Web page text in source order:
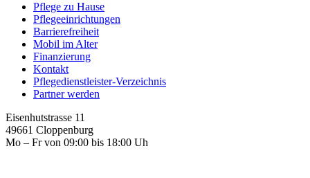
Pflege zu Hause
Pflegeeinrichtungen
Barrierefreiheit
Mobil im Alter
Finanzierung
Kontakt
Pflegedienstleister-Verzeichnis
Partner werden
Eisenhutstrasse 11
49661 Cloppenburg
Mo – Fr von 09:00 bis 18:00 Uh